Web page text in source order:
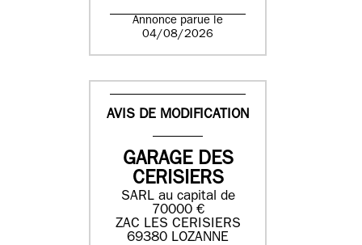
Annonce parue le
04/08/2026
AVIS DE MODIFICATION
GARAGE DES
CERISIERS
SARL au capital de
70000 €
ZAC LES CERISIERS
69380 LOZANNE